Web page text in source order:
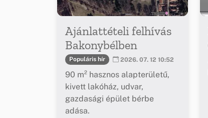
Ajánlattételi felhívás
Bakonybélben
Populáris hír 2026. 07. 12 10:52
90 m² hasznos alapterületű,
kivett lakóház, udvar,
gazdasági épület bérbe
adása.